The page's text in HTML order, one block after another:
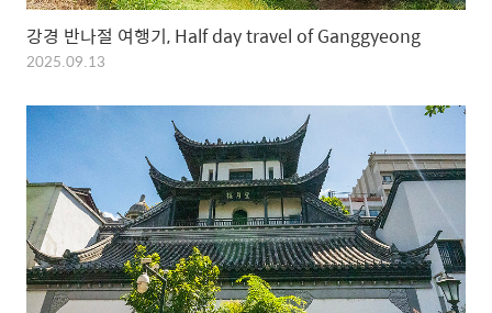
강경 반나절 여행기, Half day travel of Ganggyeong
2025.09.13